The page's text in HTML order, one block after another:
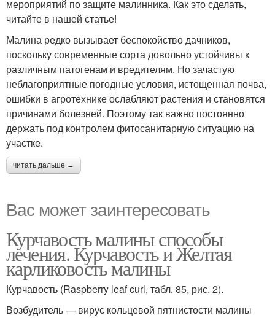
мероприятий по защите малинника. Как это сделать,
читайте в нашей статье!
Малина редко вызывает беспокойство дачников,
поскольку современные сорта довольно устойчивы к
различным патогенам и вредителям. Но зачастую
неблагоприятные погодные условия, истощенная почва,
ошибки в агротехнике ослабляют растения и становятся
причинами болезней. Поэтому так важно постоянно
держать под контролем фитосанитарную ситуацию на
участке.
читать дальше →
Вас может заинтересовать
Курчавость малины способы
лечения. Курчавость и Желтая
карликовость малины
Курчавость (Raspberry leaf curl, табл. 85, рис. 2).
Возбудитель — вирус кольцевой пятнистости малины